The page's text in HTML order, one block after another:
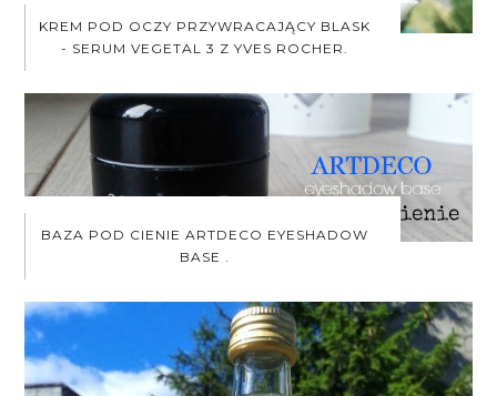
KREM POD OCZY PRZYWRACAJĄCY BLASK
- SERUM VEGETAL 3 Z YVES ROCHER.
BAZA POD CIENIE ARTDECO EYESHADOW
BASE .